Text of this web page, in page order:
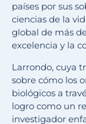
países por sus
ciencias de la
global de más
excelencia y la
Larrondo, cuya
sobre cómo los
biológicos a
logro como un
investigador